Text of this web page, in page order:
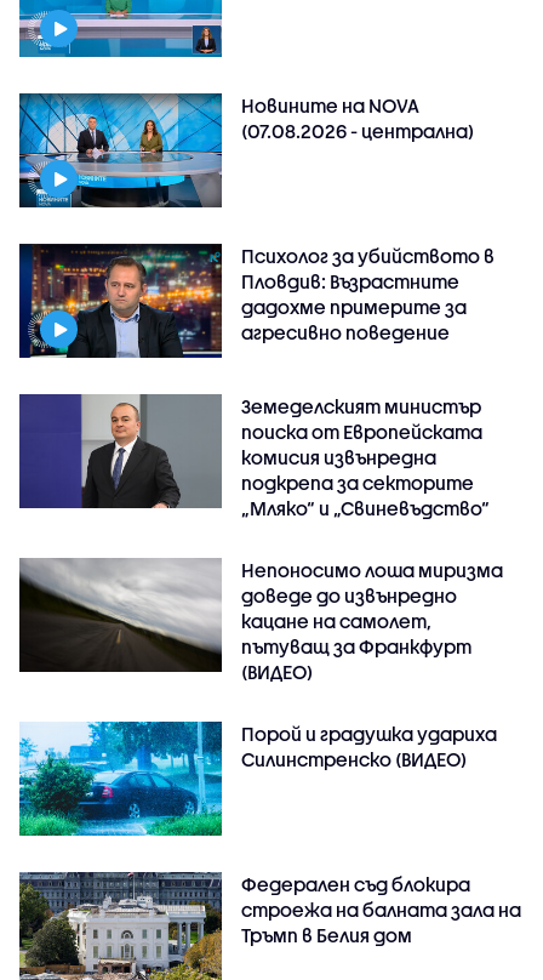
Новините на NOVA
(07.08.2026 - централна)
Психолог за убийството в
Пловдив: Възрастните
дадохме примерите за
агресивно поведение
Земеделският министър
поиска от Европейската
комисия извънредна
подкрепа за секторите
„Мляко“ и „Свиневъдство“
Непоносимо лоша миризма
доведе до извънредно
кацане на самолет,
пътуващ за Франкфурт
(ВИДЕО)
Порой и градушка удариха
Силинстренско (ВИДЕО)
Федерален съд блокира
строежа на балната зала на
Тръмп в Белия дом